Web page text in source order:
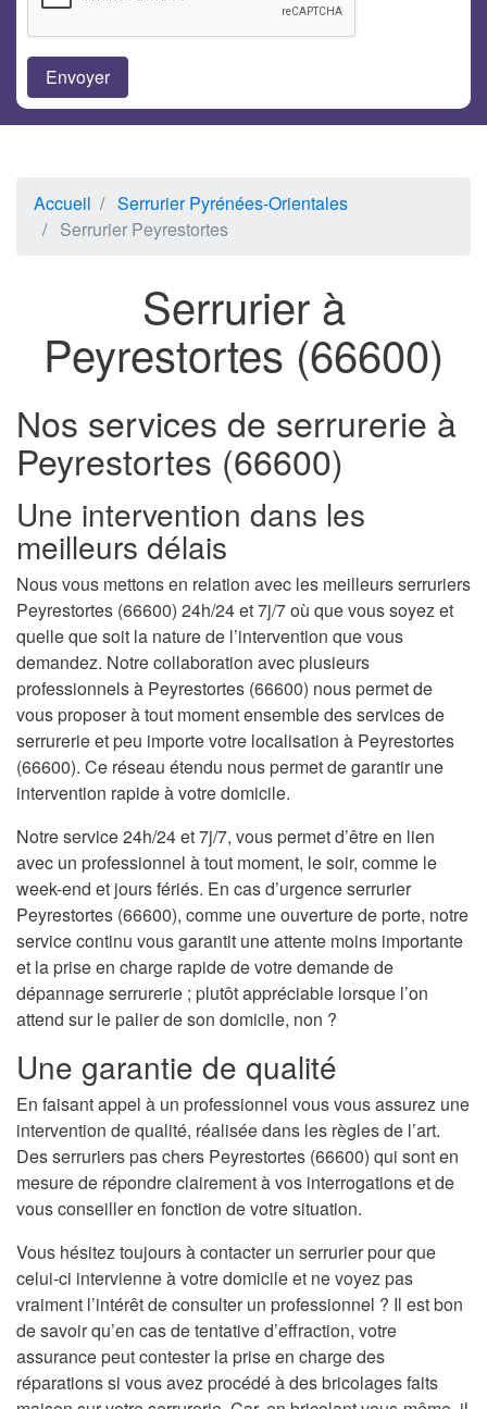
Accueil
Serrurier Pyrénées-Orientales
Serrurier Peyrestortes
Serrurier à
Peyrestortes (66600)
Nos services de serrurerie à
Peyrestortes (66600)
Une intervention dans les
meilleurs délais
Nous vous mettons en relation avec les meilleurs serruriers
Peyrestortes (66600) 24h/24 et 7j/7 où que vous soyez et
quelle que soit la nature de l’intervention que vous
demandez. Notre collaboration avec plusieurs
professionnels à Peyrestortes (66600) nous permet de
vous proposer à tout moment ensemble des services de
serrurerie et peu importe votre localisation à Peyrestortes
(66600). Ce réseau étendu nous permet de garantir une
intervention rapide à votre domicile.
Notre service 24h/24 et 7j/7, vous permet d’être en lien
avec un professionnel à tout moment, le soir, comme le
week-end et jours fériés. En cas d’urgence serrurier
Peyrestortes (66600), comme une ouverture de porte, notre
service continu vous garantit une attente moins importante
et la prise en charge rapide de votre demande de
dépannage serrurerie ; plutôt appréciable lorsque l’on
attend sur le palier de son domicile, non ?
Une garantie de qualité
En faisant appel à un professionnel vous vous assurez une
intervention de qualité, réalisée dans les règles de l’art.
Des serruriers pas chers Peyrestortes (66600) qui sont en
mesure de répondre clairement à vos interrogations et de
vous conseiller en fonction de votre situation.
Vous hésitez toujours à contacter un serrurier pour que
celui-ci intervienne à votre domicile et ne voyez pas
vraiment l’intérêt de consulter un professionnel ? Il est bon
de savoir qu’en cas de tentative d’effraction, votre
assurance peut contester la prise en charge des
réparations si vous avez procédé à des bricolages faits